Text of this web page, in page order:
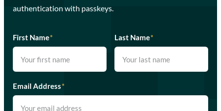
authentication with passkeys.
First Name* Last Name*
Email Address*